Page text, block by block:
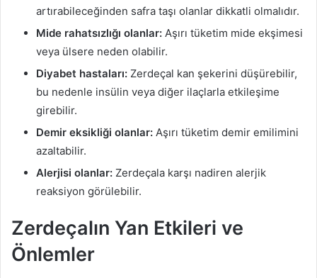
artırabileceğinden safra taşı olanlar dikkatli olmalıdır.
Mide rahatsızlığı olanlar: Aşırı tüketim mide ekşimesi
veya ülsere neden olabilir.
Diyabet hastaları: Zerdeçal kan şekerini düşürebilir,
bu nedenle insülin veya diğer ilaçlarla etkileşime
girebilir.
Demir eksikliği olanlar: Aşırı tüketim demir emilimini
azaltabilir.
Alerjisi olanlar: Zerdeçala karşı nadiren alerjik
reaksiyon görülebilir.
Zerdeçalın Yan Etkileri ve
Önlemler